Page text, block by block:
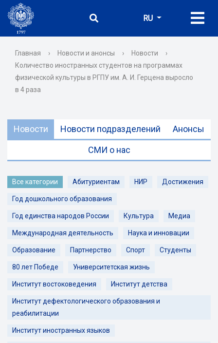
RU
Главная › Новости и анонсы › Новости
›
Количество иностранных студентов на программах
физической культуры в РГПУ им. А. И. Герцена выросло
в 4 раза
Новости Новости подразделений Анонсы
СМИ о нас
Все категории Абитуриентам НИР Достижения
Год дошкольного образования
Год единства народов России Культура Медиа
Международная деятельность Наука и инновации
Образование Партнерство Спорт Студенты
80 лет Победе Университетская жизнь
Институт востоковедения Институт детства
Институт дефектологического образования и
реабилитации
Институт иностранных языков